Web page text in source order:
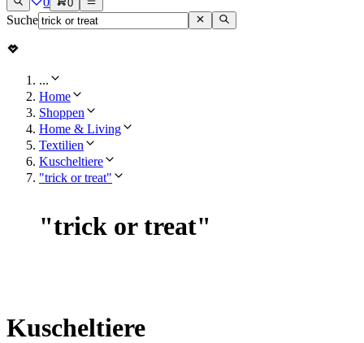
0
Suche
...
Home
Shoppen
Home & Living
Textilien
Kuscheltiere
"trick or treat"
"trick or treat"
Kuscheltiere